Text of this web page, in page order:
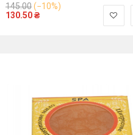
145.00(−10%)
130.50₴